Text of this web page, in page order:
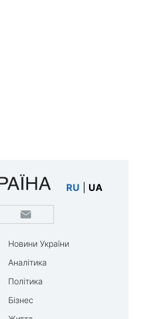
RU UA
Новини України
Аналітика
Політика
Бізнес